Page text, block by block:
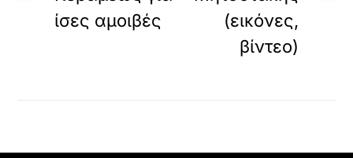
ίσες αμοιβές
(εικόνες,
βίντεο)